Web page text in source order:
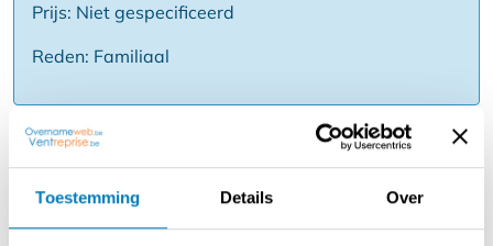
Toestemming Details Over
Prijs: Niet gespecificeerd
Reden: Familiaal
Beschrijving
kinderspeeltuin en dierenpark in Knokke-Heist is de
ideale opportuniteit voor wie ervan droomt om een